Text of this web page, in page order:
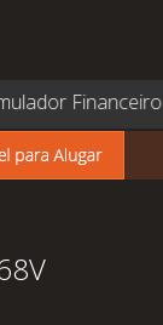
Financeiro